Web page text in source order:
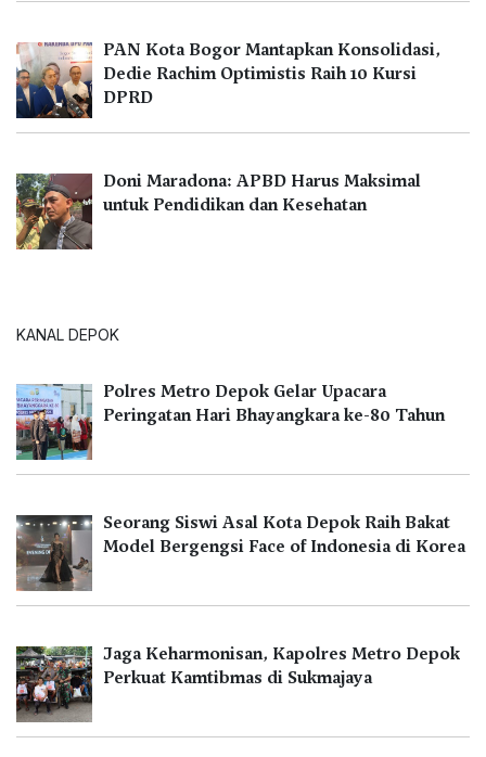
PAN Kota Bogor Mantapkan Konsolidasi,
Dedie Rachim Optimistis Raih 10 Kursi
DPRD
Doni Maradona: APBD Harus Maksimal
untuk Pendidikan dan Kesehatan
KANAL DEPOK
Polres Metro Depok Gelar Upacara
Peringatan Hari Bhayangkara ke-80 Tahun
Seorang Siswi Asal Kota Depok Raih Bakat
Model Bergengsi Face of Indonesia di Korea
Jaga Keharmonisan, Kapolres Metro Depok
Perkuat Kamtibmas di Sukmajaya